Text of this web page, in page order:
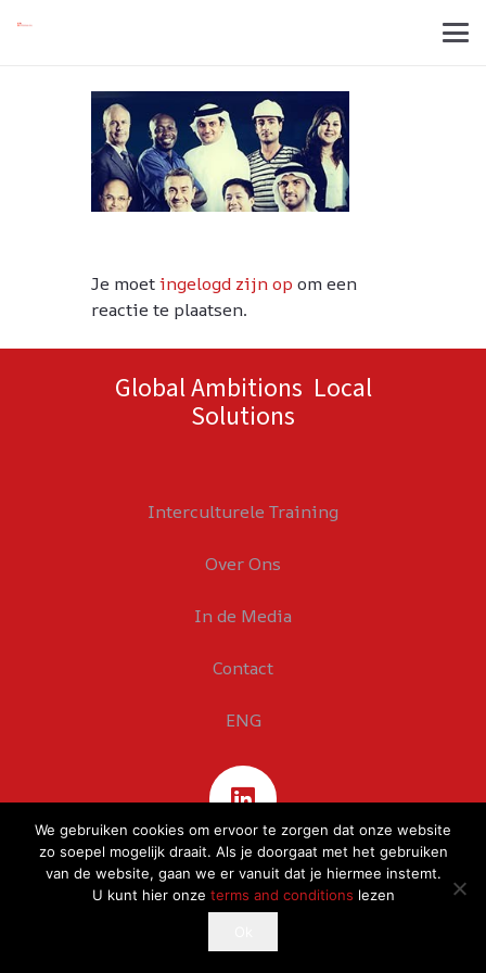
Je moetingelogd zijn op om een
reactie te plaatsen.
Global Ambitions Local
Solutions
Interculturele Training
Over Ons
In de Media
Contact
ENG
If you continue to use this site, you agree with it.
We gebruiken cookies om ervoor te zorgen dat onze website
zo soepel mogelijk draait. Als je doorgaat met het gebruiken
van de website, gaan we er vanuit dat je hiermee instemt.
U kunt hier onze terms and conditions lezen